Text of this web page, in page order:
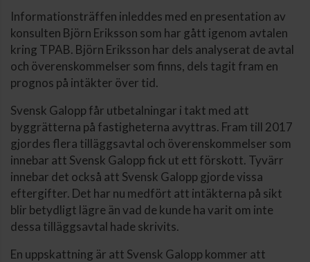
Informationsträffen inleddes med en presentation av
konsulten Björn Eriksson som har gått igenom avtalen
kring TPAB. Björn Eriksson har dels analyserat de avtal
och överenskommelser som finns, dels tagit fram en
prognos på intäkter över tid.
Svensk Galopp får utbetalningar i takt med att
byggrätterna på fastigheterna avyttras. Fram till 2017
gjordes flera tilläggsavtal och överenskommelser som
innebar att Svensk Galopp fick ut ett förskott. Tyvärr
innebar det också att Svensk Galopp gjorde vissa
eftergifter. Det har nu medfört att intäkterna på sikt
blir betydligt lägre än vad de kunde ha varit om inte
dessa tilläggsavtal hade skrivits.
En uppskattning är att Svensk Galopp kommer att